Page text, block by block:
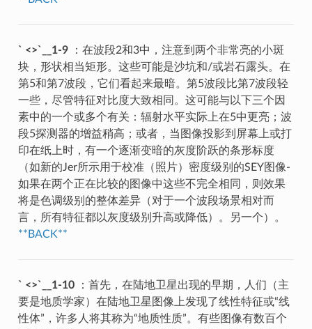
` <>`__1-9：在波段2和3中，注意到两个非常亮的小斑
块，形状相当矩形。这些可能是沙坑和/或岩石露头。在
第5和第7波段，它们看起来最暗。第5波段比第7波段轻
一些，尽管特征对比度大致相同。这可能与以下三个因
素中的一个或多个有关：辐射水平实际上在5中更亮；波
段5探测器的增益稍高；或者，当图像投影到屏幕上或打
印在纸上时，有一个逐渐变暗的灰度阶跃的条形标度
（如新的Jer所示用于校准（照片）密度级别的SEY图像-
如果在两个正在比较的图像中这些不完全相同，则效果
将是色调级别的整体差异（对于一个波段场景相对而
言，所有特征都以灰度级别升高或降低）。另一个）。
**BACK**
` <>`__1-10：首先，在陆地卫星出现的早期，人们（主
要是地质学家）在陆地卫星图像上发现了线性特征或“线
性体”，许多人将其称为“地质性质”。有些图像有数百个